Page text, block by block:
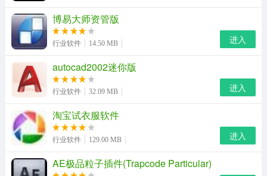
熊猫直播pc版功能：
1、实时消息推送、主播上线提醒
2、全新界面ui，全新明星主播页面。
博易大师资管版
行业软件 14.50 MB 进入
autocad2002迷你版
行业软件 32.09 MB 进入
淘宝试衣服软件
行业软件 129.00 MB 进入
AE极品粒子插件(Trapcode Particular)